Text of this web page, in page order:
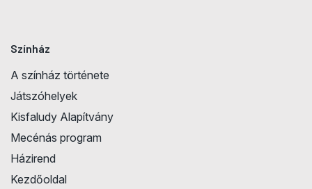
Színház
A színház története
Játszóhelyek
Kisfaludy Alapítvány
Mecénás program
Házirend
Kezdőoldal